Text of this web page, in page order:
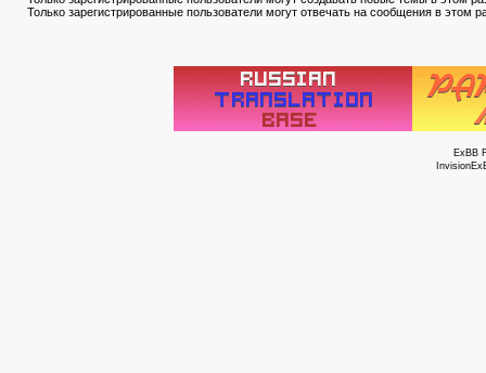
Только зарегистрированные пользователи могут отвечать на сообщения в этом
ExBB